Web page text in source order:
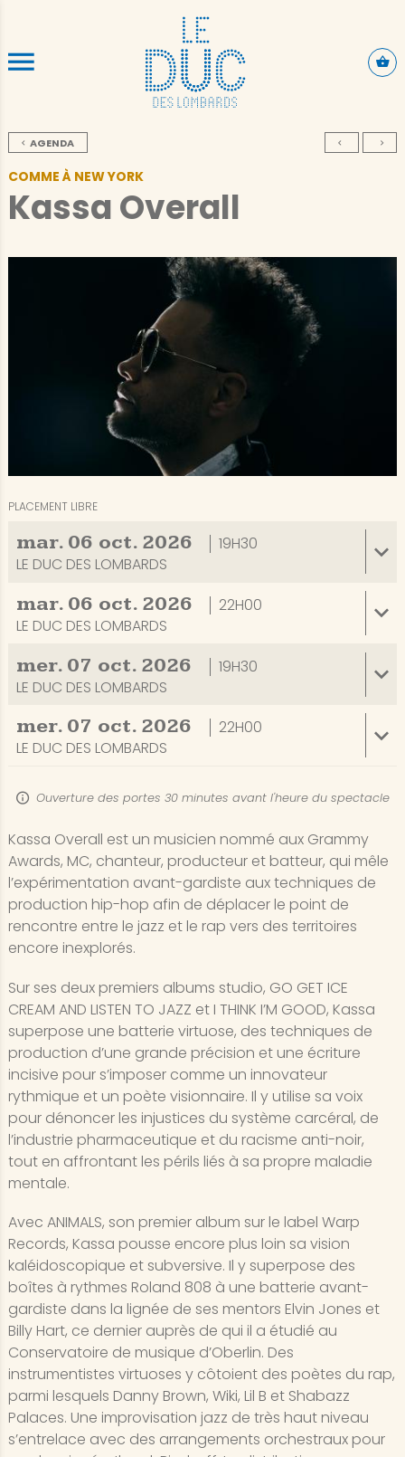
ALLER AU CONTENU PRINCIPAL
AGENDA
COMME À NEW YORK
Kassa Overall
PLACEMENT LIBRE
mar. 06 oct. 2026
19H30
LE DUC DES LOMBARDS
mar. 06 oct. 2026
22H00
LE DUC DES LOMBARDS
mer. 07 oct. 2026
19H30
LE DUC DES LOMBARDS
mer. 07 oct. 2026
22H00
LE DUC DES LOMBARDS
Ouverture des portes 30 minutes avant l'heure du spectacle
Kassa Overall est un musicien nommé aux Grammy
Awards, MC, chanteur, producteur et batteur, qui mêle
l’expérimentation avant-gardiste aux techniques de
production hip-hop afin de déplacer le point de
rencontre entre le jazz et le rap vers des territoires
encore inexplorés.
Sur ses deux premiers albums studio, GO GET ICE
CREAM AND LISTEN TO JAZZ et I THINK I’M GOOD, Kassa
superpose une batterie virtuose, des techniques de
production d’une grande précision et une écriture
incisive pour s’imposer comme un innovateur
rythmique et un poète visionnaire. Il y utilise sa voix
pour dénoncer les injustices du système carcéral, de
l’industrie pharmaceutique et du racisme anti-noir,
tout en affrontant les périls liés à sa propre maladie
mentale.
Avec ANIMALS, son premier album sur le label Warp
Records, Kassa pousse encore plus loin sa vision
kaléidoscopique et subversive. Il y superpose des
boîtes à rythmes Roland 808 à une batterie avant-
gardiste dans la lignée de ses mentors Elvin Jones et
Billy Hart, ce dernier auprès de qui il a étudié au
Conservatoire de musique d’Oberlin. Des
instrumentistes virtuoses y côtoient des poètes du rap,
parmi lesquels Danny Brown, Wiki, Lil B et Shabazz
Palaces. Une improvisation jazz de très haut niveau
s’entrelace avec des arrangements orchestraux pour